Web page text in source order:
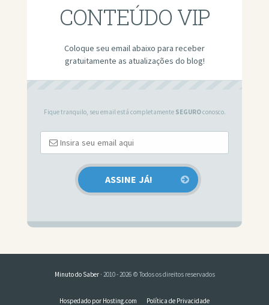
CONTEÚDO VIP
Coloque seu email abaixo para receber
gratuitamente as atualizações do blog!
Fique tranquilo, seu email está completamente SEGUROconosco.
Minuto do Saber· 2010 - 2026 © Todos os direitos reservados
Hospedado por Hosting.com Política de Privacidade